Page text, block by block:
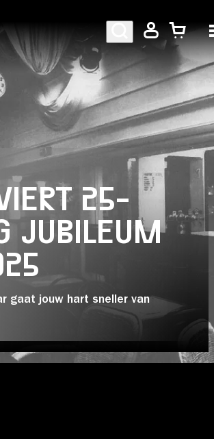
LUX
25-
JUBILEUM
gaat jouw hart sneller van